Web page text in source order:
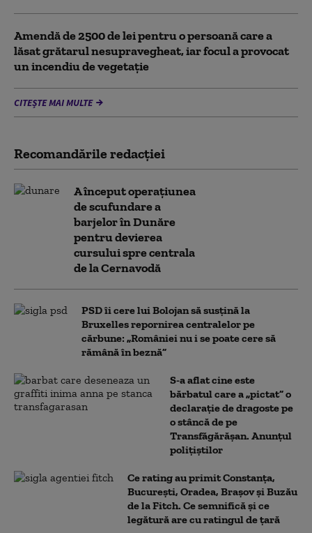
Amendă de 2500 de lei pentru o persoană care a
lăsat grătarul nesupravegheat, iar focul a provocat
un incendiu de vegetaţie
CITEȘTE MAI MULTE
Recomandările redacţiei
A început operațiunea
de scufundare a
barjelor în Dunăre
pentru devierea
cursului spre centrala
de la Cernavodă
PSD îi cere lui Bolojan să susțină la
Bruxelles repornirea centralelor pe
cărbune: „României nu i se poate cere să
rămână în beznă”
S-a aflat cine este
bărbatul care a „pictat” o
declarație de dragoste pe
o stâncă de pe
Transfăgărășan. Anunțul
polițiștilor
Ce rating au primit Constanța,
București, Oradea, Brașov și Buzău
de la Fitch. Ce semnifică și ce
legătură are cu ratingul de țară